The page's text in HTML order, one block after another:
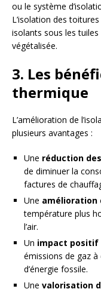
ou le système
L’isolation des
isolants sous les
végétalisée.
3. Les
thermique
L’amélioration de
plusieurs avantages :
Une réduction
de diminuer la
factures de
Une
température plus
l’air.
Un impact positif
émissions de gaz
d’énergie fossile.
Une valorisation